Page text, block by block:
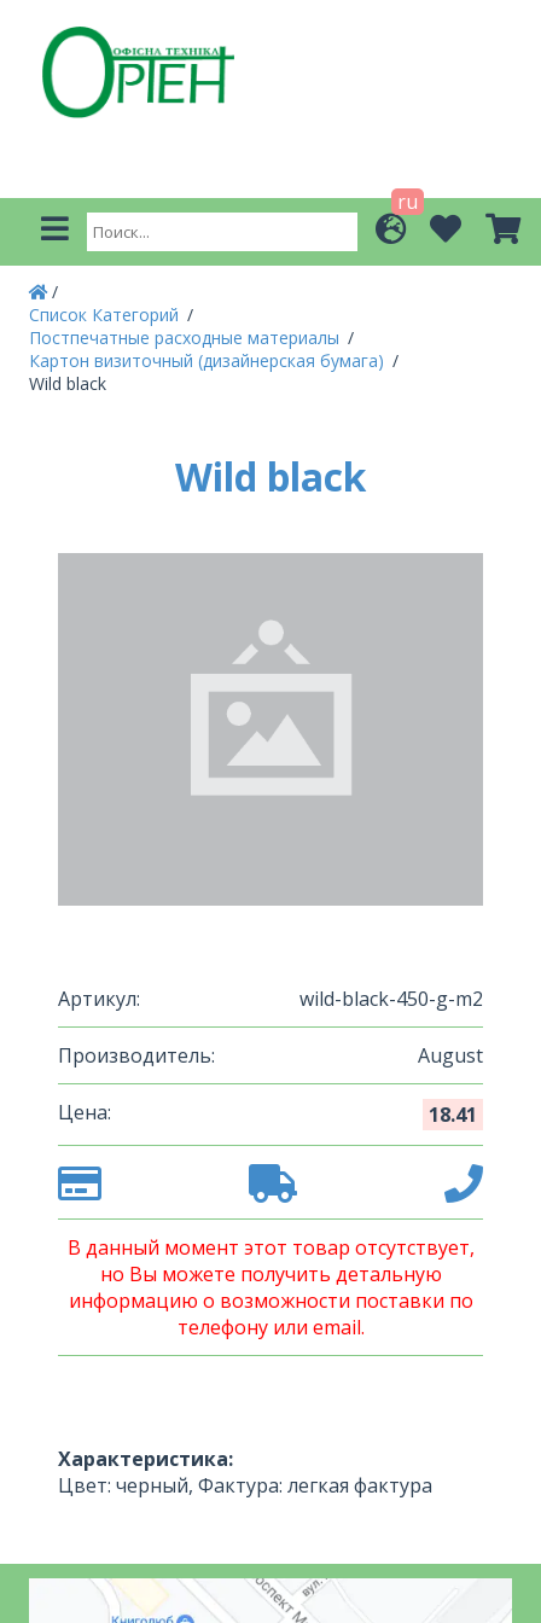
ru
Список Категорий
Постпечатные расходные материалы
Картон визиточный (дизайнерская бумага)
Wild black
Wild black
Артикул: wild-black-450-g-m2
Производитель: August
Цена: 18.41
В данный момент этот товар отсутствует,
но Вы можете получить детальную
информацию о возможности поставки по
телефону или email.
Характеристика:
Цвет: черный, Фактура: легкая фактура